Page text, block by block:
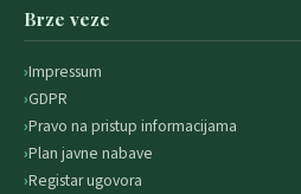
Brze veze
Impressum
GDPR
Pravo na pristup informacijama
Plan javne nabave
Registar ugovora